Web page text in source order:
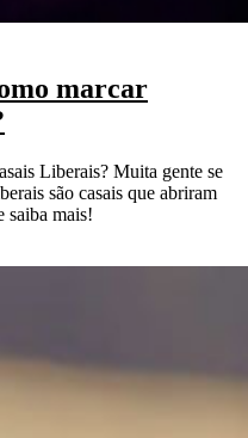
marcar
Liberais? Muita gente se
são casais que abriram
saiba mais!